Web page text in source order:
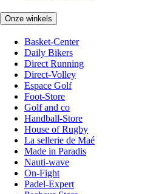
Onze winkels
Basket-Center
Daily Bikers
Direct Running
Direct-Volley
Espace Golf
Foot-Store
Golf and co
Handball-Store
House of Rugby
La sellerie de Maé
Made in Paradis
Nauti-wave
On-Fight
Padel-Expert